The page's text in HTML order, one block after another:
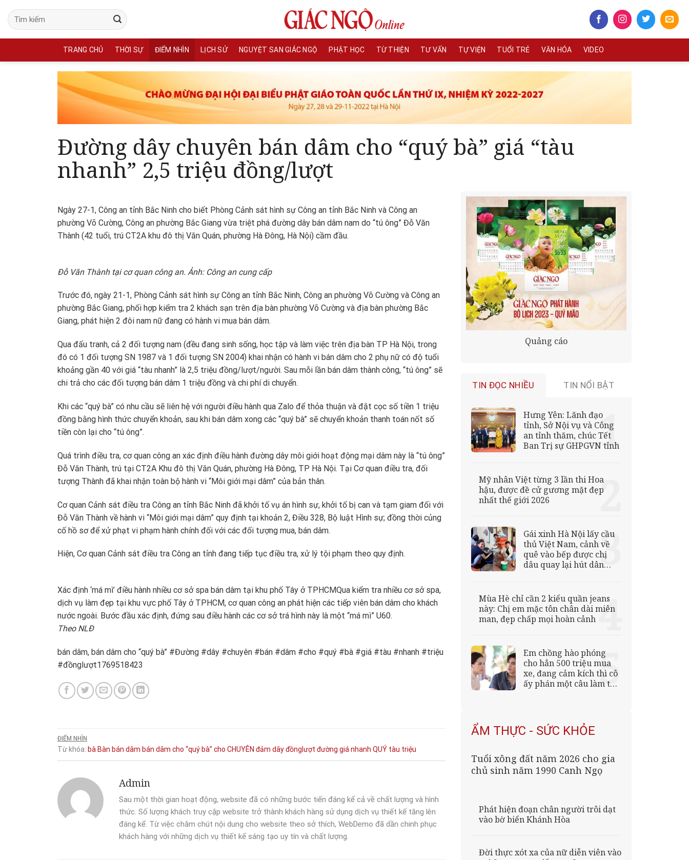
content
TRANG CHỦ THỜI SỰ ĐIỂM NHÌN LỊCH SỬ NGUYỆT SAN GIÁC NGỘ PHẬT HỌC TỪ THIỆN TƯ VẤN TỰ VIỆN TUỔI TRẺ VĂN HÓA VIDEO
Đường dây chuyên bán dâm cho “quý bà” giá “tàu
nhanh” 2,5 triệu đồng/lượt
Ngày 27-1, Công an tỉnh Bắc Ninh cho biết Phòng Cảnh sát hình sự Công an tỉnh Bắc Ninh và Công an
phường Võ Cường, Công an phường Bắc Giang vừa triệt phá đường dây bán dâm nam do “tú ông” Đỗ Văn
Thành (42 tuổi, trú CT2A khu đô thị Văn Quán, phường Hà Đông, Hà Nội) cầm đầu.
Đỗ Văn Thành tại cơ quan công an. Ảnh: Công an cung cấp
Trước đó, ngày 21-1, Phòng Cảnh sát hình sự Công an tỉnh Bắc Ninh, Công an phường Võ Cường và Công an
phường Bắc Giang, phối hợp kiểm tra 2 khách sạn trên địa bàn phường Võ Cường và địa bàn phường Bắc
Giang, phát hiện 2 đôi nam nữ đang có hành vi mua bán dâm.
Qua đấu tranh, cả 2 đối tượng nam (đều đang sinh sống, học tập và làm việc trên địa bàn TP Hà Nội, trong
đó có 1 đối tượng SN 1987 và 1 đối tượng SN 2004) khai nhận có hành vi bán dâm cho 2 phụ nữ có độ tuổi
khoảng gần 40 với giá “tàu nhanh” là 2,5 triệu đồng/lượt/người. Sau mỗi lần bán dâm thành công, “tú ông” sẽ
chi trả cho các đối tượng bán dâm 1 triệu đồng và chi phí di chuyển.
Khi các “quý bà” có nhu cầu sẽ liên hệ với người điều hành qua Zalo để thỏa thuận và đặt cọc số tiền 1 triệu
đồng bằng hình thức chuyển khoản, sau khi bán dâm xong các “quý bà” sẽ chuyển khoản thanh toán nốt số
tiền còn lại cho “tú ông”.
Quá trình điều tra, cơ quan công an xác định điều hành đường dây môi giới hoạt động mại dâm này là “tú ông”
Đỗ Văn Thành, trú tại CT2A Khu đô thị Văn Quán, phường Hà Đông, TP Hà Nội. Tại Cơ quan điều tra, đối
tượng Thành đã khai nhận toàn bộ hành vi “Môi giới mại dâm” của bản thân.
Cơ quan Cảnh sát điều tra Công an tỉnh Bắc Ninh đã khởi tố vụ án hình sự, khởi tố bị can và tạm giam đối với
Đỗ Văn Thành về hành vi “Môi giới mại dâm” quy định tại khoản 2, Điều 328, Bộ luật Hình sự; đồng thời củng
cố hồ sơ để xử phạt vi phạm hành chính đối với các đối tượng mua, bán dâm.
Hiện, Cơ quan Cảnh sát điều tra Công an tỉnh đang tiếp tục điều tra, xử lý tội phạm theo quy định.
Xác định ‘má mì’ điều hành nhiều cơ sở spa bán dâm tại khu phố Tây ở TPHCMQua kiểm tra nhiều cơ sở spa,
dịch vụ làm đẹp tại khu vực phố Tây ở TPHCM, cơ quan công an phát hiện các tiếp viên bán dâm cho khách
nước ngoài. Bước đầu xác định, đứng sau điều hành các cơ sở trá hình này là một “má mì” U60.
Theo NLĐ
bán dâm, bán dâm cho “quý bà” #Đường #dây #chuyên #bán #dâm #cho #quý #bà #giá #tàu #nhanh #triệu
#đồnglượt1769518423
ĐIỂM NHÌN
Từ khóa: bà Bàn bán dâm bán dâm cho “quý bà” cho CHUYÊN đảm dâyđồnglượt đường giá nhanh QUÝ tàu triệu
Admin
Sau một thời gian hoạt động, website đã có những bước tiến đáng kể cả về chất lượng và hình
thức. Số lượng khách truy cập website trở thành khách hàng sử dụng dịch vụ thiết kế tăng lên
đáng kể. Từ việc chăm chút nội dung cho website theo sở thích, WebDemo đã dần chinh phục
khách hàng với những dịch vụ thiết kế sáng tạo uy tín và chất lượng.
Quảng cáo
TIN ĐỌC NHIỀU TIN NỔI BẬT
Hưng Yên: Lãnh đạo
tỉnh, Sở Nội vụ và Công
an tỉnh thăm, chúc Tết
Ban Trị sự GHPGVN tỉnh
Mỹ nhân Việt từng 3 lần thi Hoa
hậu, được đề cử gương mặt đẹp
nhất thế giới 2026
Gái xinh Hà Nội lấy cầu
thủ Việt Nam, cảnh về
quê vào bếp được chị
dâu quay lại hút dân
Mùa Hè chỉ cần 2 kiểu quần jeans
này: Chị em mặc tôn chân dài miên
man, đẹp chấp mọi hoàn cảnh
Em chồng hào phóng
cho hẳn 500 triệu mua
xe, đang cảm kích thì cô
ấy phán một câu làm tôi
ẨM THỰC - SỨC KHỎE
Tuổi xông đất năm 2026 cho gia
chủ sinh năm 1990 Canh Ngọ
Phát hiện đoạn chân người trôi dạt
vào bờ biển Khánh Hòa
Đời thực xót xa của nữ diễn viên vào